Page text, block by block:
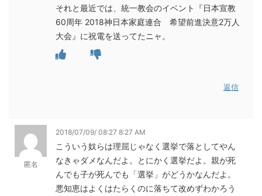
それと最近では、統一教会のイベント『日本宣教
60周年 2018神日本家庭連合 希望前進決意2万人
大会』に祝電を送ってたニャ。
返信
匿名
2018/07/09/ 08:27 8:27 AM
こういう奴らは理屈じゃなく選挙で落としてやん
なきゃダメなんだよ。とにかく選挙だよ。親が死
んでも子が死んでも「選挙」がどうかなんだよ。
悪知恵はよくはたらくのに落ちて改めずわかろう